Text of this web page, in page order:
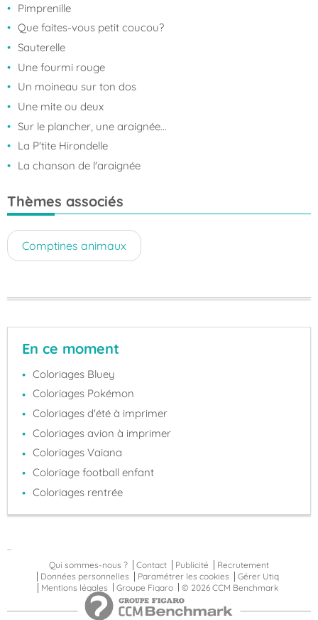
Pimprenille
Que faites-vous petit coucou?
Sauterelle
Une fourmi rouge
Un moineau sur ton dos
Une mite ou deux
Sur le plancher, une araignée...
La P'tite Hirondelle
La chanson de l'araignée
Thèmes associés
Comptines animaux
En ce moment
Coloriages Bluey
Coloriages Pokémon
Coloriages d'été à imprimer
Coloriages avion à imprimer
Coloriages Vaiana
Coloriage football enfant
Coloriages rentrée
...
Qui sommes-nous ?
Contact Publicité
Recrutement
Données personnelles
Paramétrer les cookies
Gérer Utiq
Mentions légales
Groupe Figaro © 2026 CCM Benchmark